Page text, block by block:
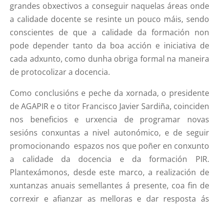
grandes obxectivos a conseguir naquelas áreas onde
a calidade docente se resinte un pouco máis, sendo
conscientes de que a calidade da formación non
pode depender tanto da boa acción e iniciativa de
cada adxunto, como dunha obriga formal na maneira
de protocolizar a docencia.
Como conclusións e peche da xornada, o presidente
de AGAPIR e o titor Francisco Javier Sardiña, coinciden
nos beneficios e urxencia de programar novas
sesións conxuntas a nivel autonómico, e de seguir
promocionando espazos nos que poñer en conxunto
a calidade da docencia e da formación PIR.
Plantexámonos, desde este marco, a realización de
xuntanzas anuais semellantes á presente, coa fin de
correxir e afianzar as melloras e dar resposta ás